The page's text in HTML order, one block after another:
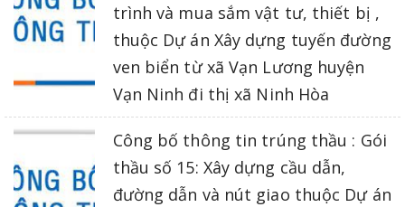
trình và mua sắm vật tư, thiết bị ,
thuộc Dự án Xây dựng tuyến đường
ven biển từ xã Vạn Lương huyện
Vạn Ninh đi thị xã Ninh Hòa
Công bố thông tin trúng thầu : Gói
thầu số 15: Xây dựng cầu dẫn,
đường dẫn và nút giao thuộc Dự án